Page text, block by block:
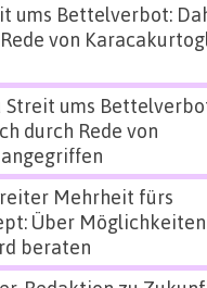
ums Bettelverbot:
von
Streit ums
durch Rede von
Mehrheit fürs
Über
beraten